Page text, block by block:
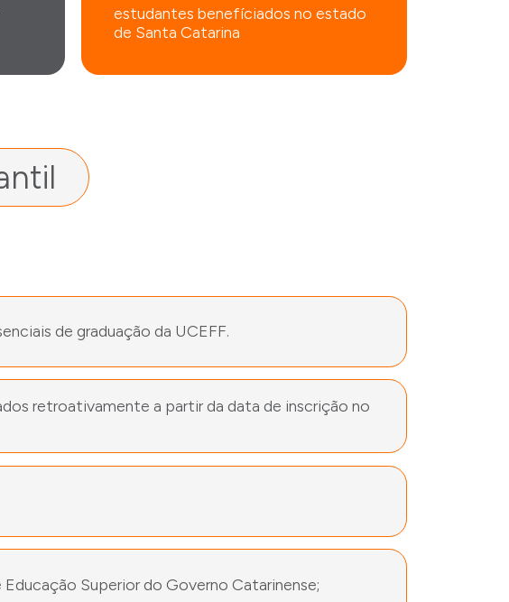
estudantes benefíciados no estado
de Santa Catarina
de graduação da UCEFF.
retroativamente a partir da data de inscrição no
Superior do Governo Catarinense;